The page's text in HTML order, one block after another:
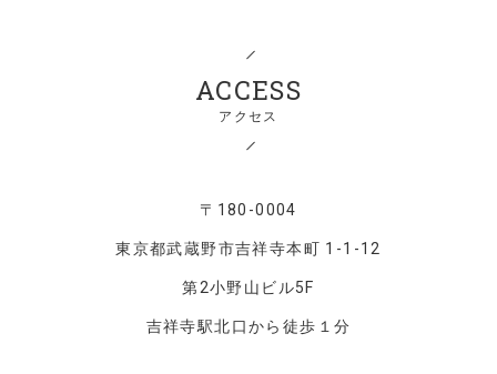
ACCESS
アクセス
〒180-0004
東京都武蔵野市吉祥寺本町 1-1-12
第2小野山ビル5F
吉祥寺駅北口から徒歩１分